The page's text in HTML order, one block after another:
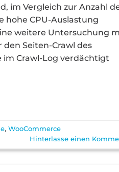
im Vergleich zur Anzahl
hohe CPU-Auslastung
weitere Untersuchung
Seiten-Crawl des
Crawl-Log verdächtigt
,WooCommerce
Hinterlasse einen